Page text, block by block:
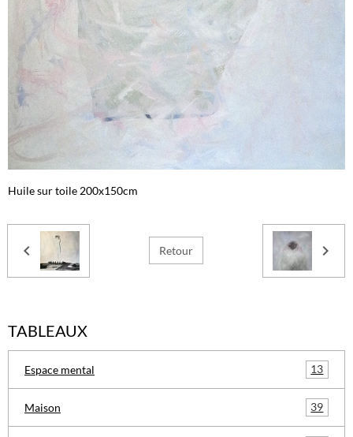
Huile sur toile 200x150cm
Retour
TABLEAUX
Espace mental 13
Maison 39